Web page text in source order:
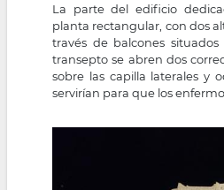
La parte del edificio
planta rectangular, con dos
través de balcones
transepto se abren dos
sobre las capilla laterales y
servirían para que los